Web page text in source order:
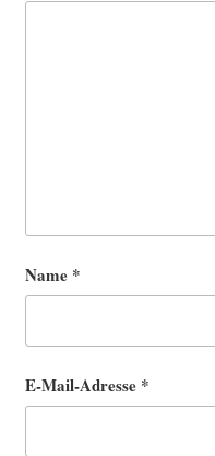
Name *
E-Mail-Adresse *